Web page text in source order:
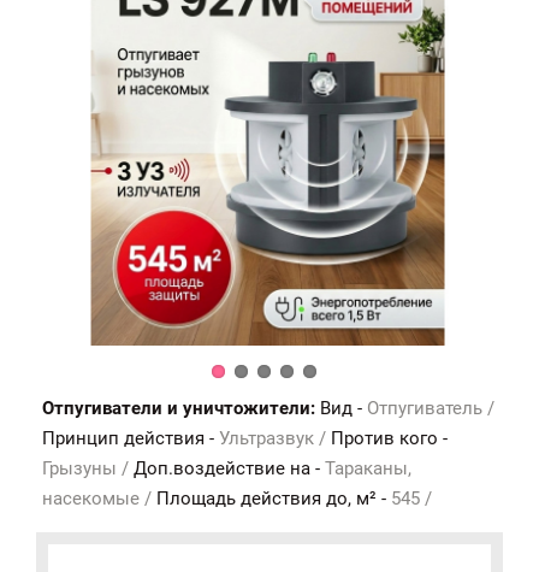
Отпугиватели и уничтожители: Вид - Отпугиватель /
Принцип действия - Ультразвук / Против кого -
Грызуны / Доп.воздействие на - Тараканы,
насекомые / Площадь действия до, м² - 545 /